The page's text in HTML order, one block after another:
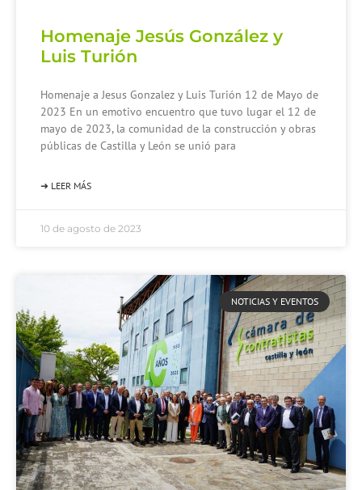
Homenaje Jesús González y
Luis Turión
Homenaje a Jesus Gonzalez y Luis Turión 12 de Mayo de
2023 En un emotivo encuentro que tuvo lugar el 12 de
mayo de 2023, la comunidad de la construcción y obras
públicas de Castilla y León se unió para
➜ LEER MÁS
10 de agosto de 2023
NOTICIAS Y EVENTOS